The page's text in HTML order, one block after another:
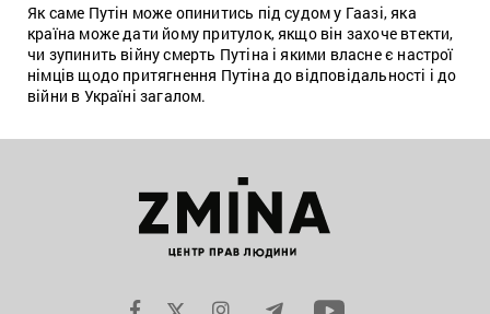
Як саме Путін може опинитись під судом у Гаазі, яка
країна може дати йому притулок, якщо він захоче втекти,
чи зупинить війну смерть Путіна і якими власне є настрої
німців щодо притягнення Путіна до відповідальності і до
війни в Україні загалом.